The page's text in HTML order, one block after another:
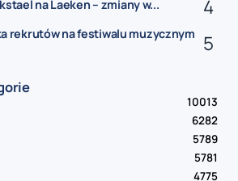
na Laeken – zmiany w...
rekrutów na festiwalu muzycznym
10013
6282
5789
5781
4775